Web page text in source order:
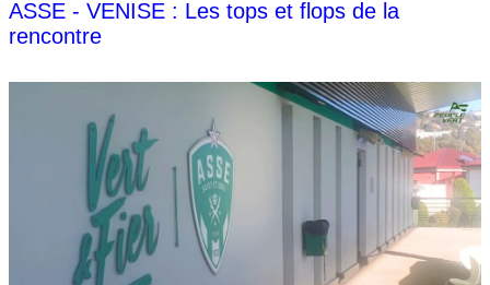
ASSE - VENISE : Les tops et flops de la
rencontre